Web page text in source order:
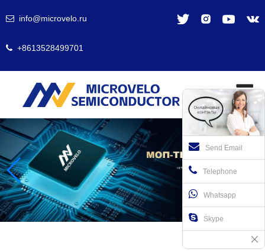
info@microvelo.ru
+8613528499701
Send Email
Telephone
Whatsapp
Skype